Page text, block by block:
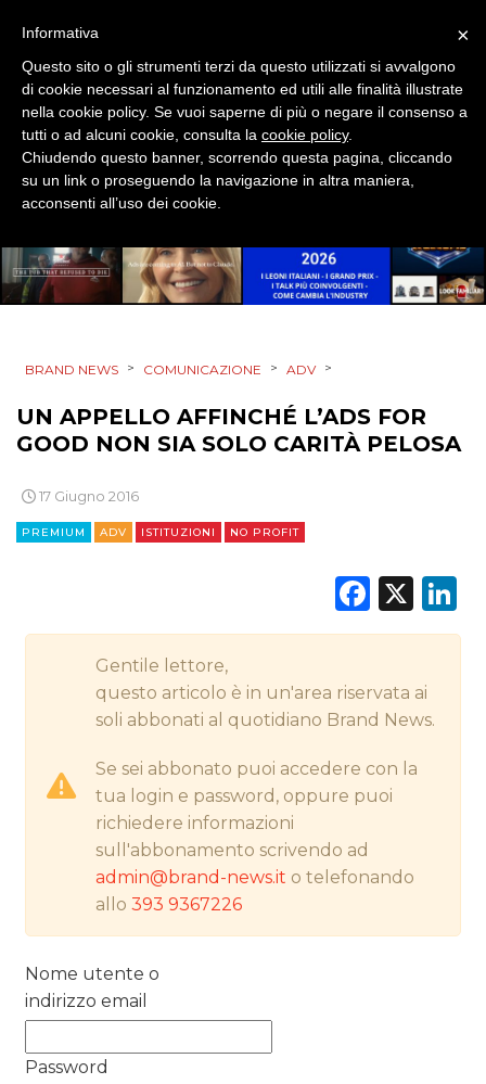
SPONSOR
DESIGN
EVENTI
PROMOZIONI
PRODOTTI
PUNTI VENDITA
STRATEGIE
CINEMA
DIGITALE
ESTERNA
RADIO / AUDIO
DATI
BRAND NEWS > COMUNICAZIONE > ADV >
UN APPELLO AFFINCHÉ L’ADS FOR
GOOD NON SIA SOLO CARITÀ PELOSA
17 Giugno 2016
PREMIUM ADV ISTITUZIONI NO PROFIT
X
Gentile lettore,
questo articolo è in un'area riservata ai
soli abbonati al quotidiano Brand News.
Se sei abbonato puoi accedere con la
tua login e password, oppure puoi
richiedere informazioni
sull'abbonamento scrivendo ad
admin@brand-news.it o telefonando
allo393 9367226
Nome utente o
indirizzo email
Password
×
Informativa
Questo sito o gli strumenti terzi da questo utilizzati si avvalgono
di cookie necessari al funzionamento ed utili alle finalità illustrate
nella cookie policy. Se vuoi saperne di più o negare il consenso a
tutti o ad alcuni cookie, consulta la cookie policy.
Chiudendo questo banner, scorrendo questa pagina, cliccando
su un link o proseguendo la navigazione in altra maniera,
acconsenti all’uso dei cookie.